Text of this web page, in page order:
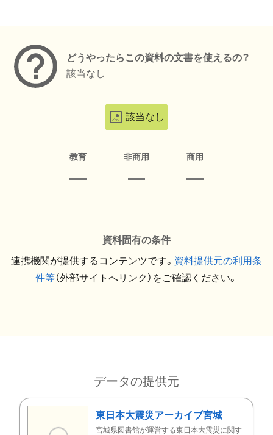
どうやったらこの資料の文書を使えるの？
該当なし
該当なし
教育 非商用 商用
資料固有の条件
連携機関が提供するコンテンツです。 資料提供元の利用条
件等（外部サイトへリンク）をご確認ください。
データの提供元
東日本大震災アーカイブ宮城
宮城県図書館が運営する東日本大震災に関す